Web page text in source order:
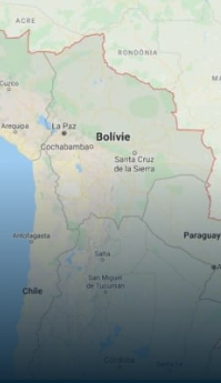
FILMY
HORORY
REALITA
OPTICKÉ
KLAMY